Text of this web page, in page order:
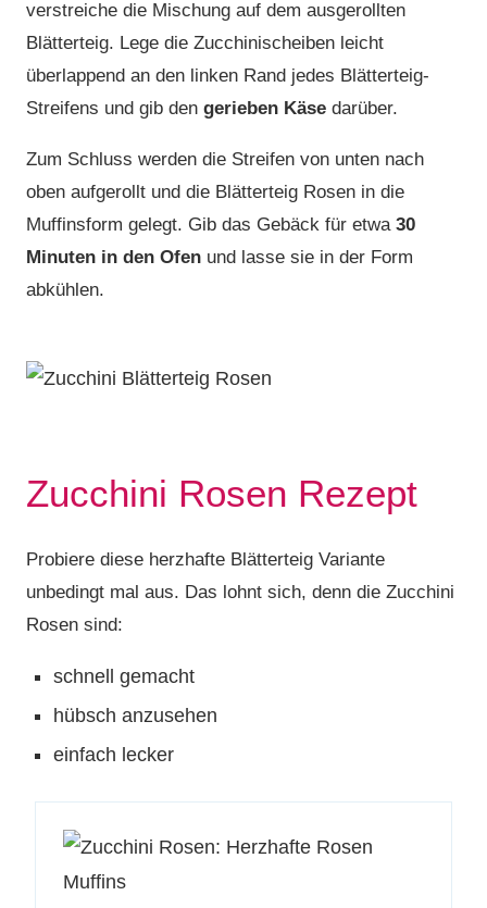
verstreiche die Mischung auf dem ausgerollten
Blätterteig. Lege die Zucchinischeiben leicht
überlappend an den linken Rand jedes Blätterteig-
Streifens und gib den gerieben Käse darüber.
Zum Schluss werden die Streifen von unten nach
oben aufgerollt und die Blätterteig Rosen in die
Muffinsform gelegt. Gib das Gebäck für etwa 30
Minuten in den Ofen und lasse sie in der Form
abkühlen.
Zucchini Rosen Rezept
Probiere diese herzhafte Blätterteig Variante
unbedingt mal aus. Das lohnt sich, denn die Zucchini
Rosen sind:
schnell gemacht
hübsch anzusehen
einfach lecker